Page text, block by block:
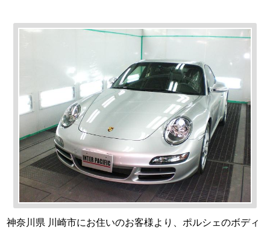
神奈川県 川崎市にお住いのお客様より、ポルシェのボディ